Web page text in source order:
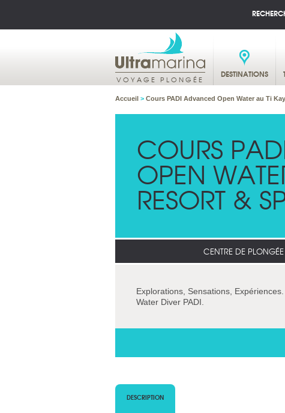
VOYAGE PLONGÉE DESTINATIONS
Accueil > Cours PADI Advanced Open Water au Ti
COURS
OPEN
RESORT &
CENTRE DE PLONGÉE
Explorations, Sensations,
Water Diver PADI.
DESCRIPTION